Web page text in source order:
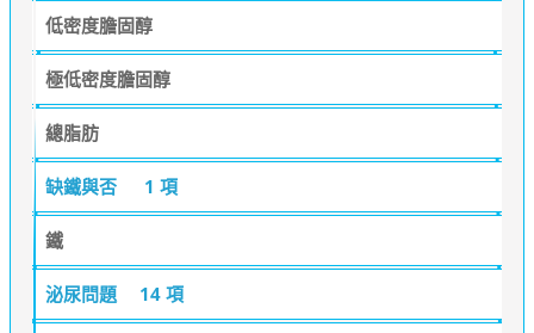
低密度膽固醇
極低密度膽固醇
總脂肪
缺鐵與否 1 項
鐵
泌尿問題 14 項